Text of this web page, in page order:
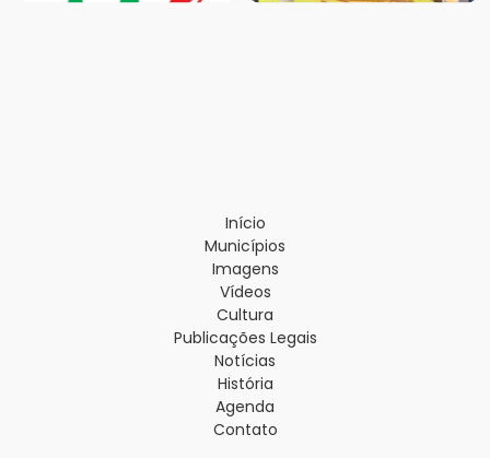
Início
Municípios
Imagens
Vídeos
Cultura
Publicações Legais
Notícias
História
Agenda
Contato